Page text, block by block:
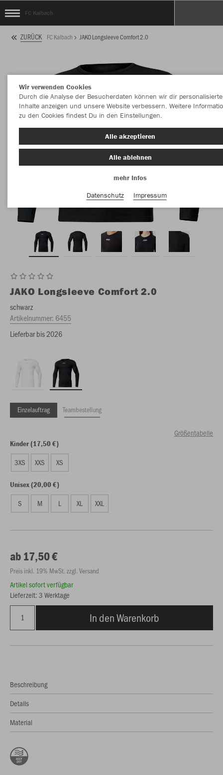
FC Kalbach
ZURÜCK FC Kalbach JAKO Longsleeve Comfort 2.0
JAKO Longsleeve Comfort 2.0
schwarz
Artikelnummer: 6455
Lieferbar bis 2026
Einzelauftrag Teambestellung
Größentabelle
Kinder (17,50 €)
3XS XXS XS
Unisex (20,00 €)
S M L XL XXL
ab 17,50 €
Preis inkl. 19% MwSt. zzgl. Versand
Artikel sofort verfügbar
Lieferzeit: 3 Werktage
In den Warenkorb
Beschreibung
Details
Material
Wir verwenden Cookies
Durch die Analyse der Besucherdaten können wir dir personalisierte
Inhalte anzeigen und unsere Website verbessern. Weitere
zu den Cookies findest Du in den Einstellungen.
Alle akzeptieren
Alle ablehnen
mehr Infos
Datenschutz
Impressum